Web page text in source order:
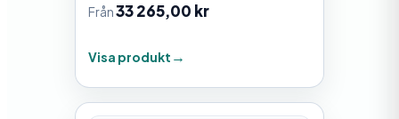
Från33 265,00 kr
Visa produkt